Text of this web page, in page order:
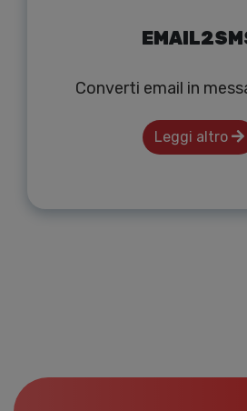
Converti email in
Leggi altro